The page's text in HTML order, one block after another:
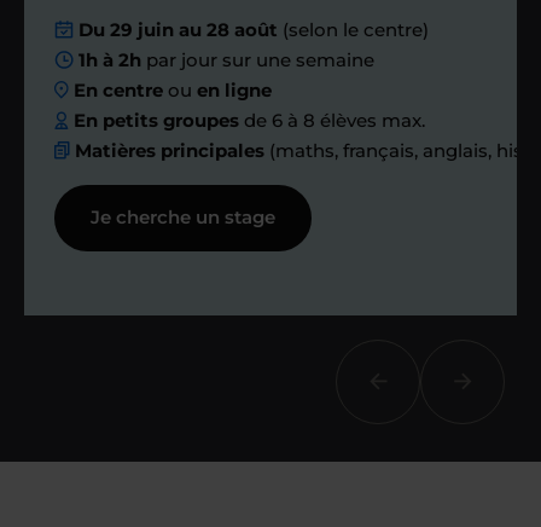
Nous planifions
ensemble des
échanges réguliers
Afin de suivre le travail et les progrès
réalisés, votre enseignant et moi-
même vous proposons des points et
Du 29 juin au 28 août (selon le centre)
1h à 2h par jour sur une semaine
En centre ouen ligne
En petits groupes de 6 à 8 élèves max.
Matières principales (maths, français, anglais,
Je cherche un stage